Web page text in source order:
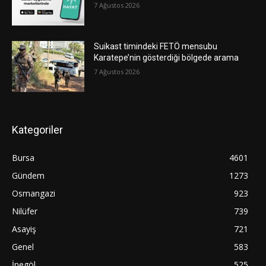
7 Ağustos 2026
Suikast timindeki FETÖ mensubu
Karatepe’nin gösterdiği bölgede arama
7 Ağustos 2026
Kategoriler
Bursa
4601
Gündem
1273
Osmangazi
923
Nilüfer
739
Asayiş
721
Genel
583